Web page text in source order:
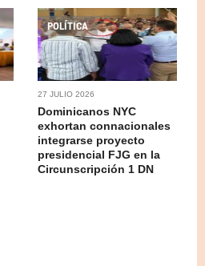
POLÍTICA
27 JULIO 2026
Dominicanos NYC
exhortan connacionales
integrarse proyecto
presidencial FJG en la
Circunscripción 1 DN